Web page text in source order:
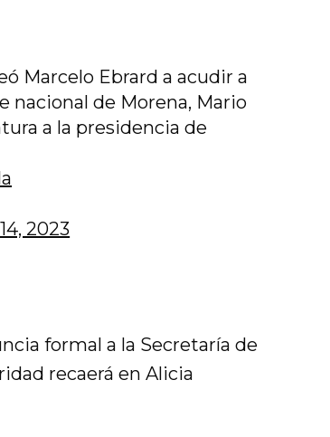
Marcelo Ebrard a acudir a
nacional de Morena, Mario
a la presidencia de
2023
formal a la Secretaría de
recaerá en Alicia